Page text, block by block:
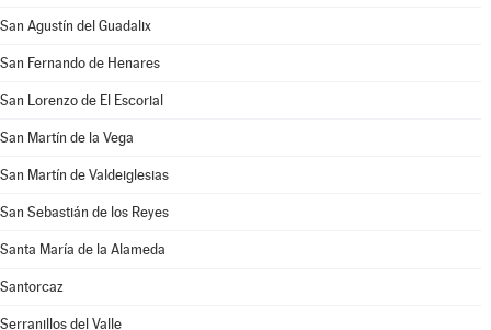
San Agustín del Guadalix
San Fernando de Henares
San Lorenzo de El Escorial
San Martín de la Vega
San Martín de Valdeiglesias
San Sebastián de los Reyes
Santa María de la Alameda
Santorcaz
Serranillos del Valle